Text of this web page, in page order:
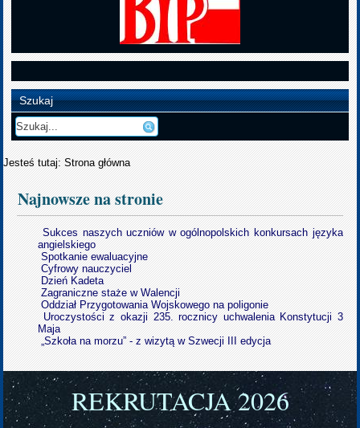
Szukaj
Jesteś tutaj:Strona główna
Najnowsze na stronie
Sukces naszych uczniów w ogólnopolskich konkursach języka
angielskiego
Spotkanie ewaluacyjne
Cyfrowy nauczyciel
Dzień Kadeta
Zagraniczne staże w Walencji
Oddział Przygotowania Wojskowego na poligonie
Uroczystości z okazji 235. rocznicy uchwalenia Konstytucji 3
Maja
„Szkoła na morzu” - z wizytą w Szwecji III edycja
REKRUTACJA 2026